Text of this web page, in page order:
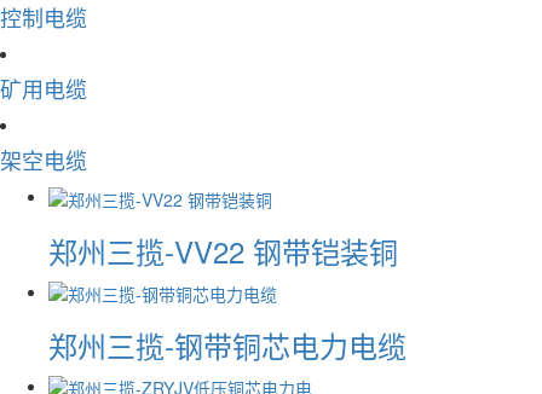
控制电缆
矿用电缆
架空电缆
郑州三揽-VV22 钢带铠装铜
郑州三揽-钢带铜芯电力电缆